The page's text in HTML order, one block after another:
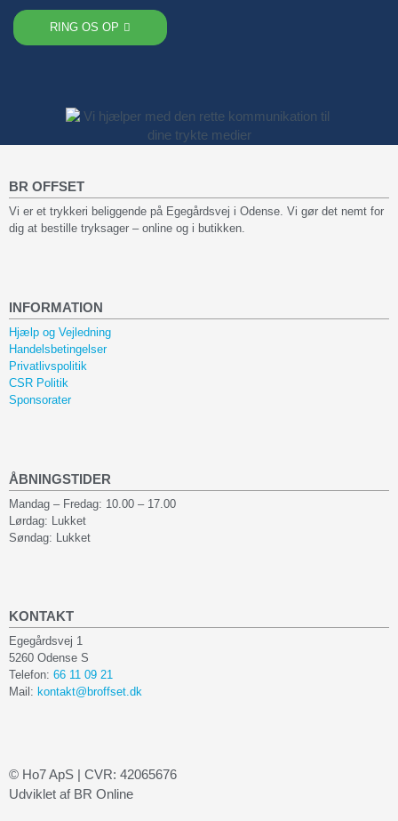
RING OS OP
BR OFFSET
Vi er et trykkeri beliggende på Egegårdsvej i Odense. Vi gør det nemt for
dig at bestille tryksager – online og i butikken.
INFORMATION
Hjælp og Vejledning
Handelsbetingelser
Privatlivspolitik
CSR Politik
Sponsorater
ÅBNINGSTIDER
Mandag – Fredag: 10.00 – 17.00
Lørdag: Lukket
Søndag: Lukket
KONTAKT
Egegårdsvej 1
5260 Odense S
Telefon: 66 11 09 21
Mail: kontakt@broffset.dk
© Ho7 ApS | CVR: 42065676
Udviklet af BR Online